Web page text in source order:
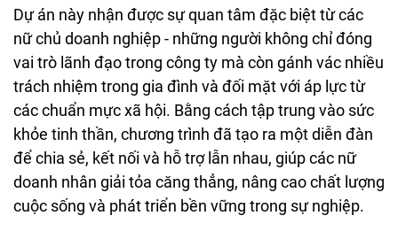
Dự án này nhận được sự quan tâm đặc biệt từ các
nữ chủ doanh nghiệp - những người không chỉ đóng
vai trò lãnh đạo trong công ty mà còn gánh vác nhiều
trách nhiệm trong gia đình và đối mặt với áp lực từ
các chuẩn mực xã hội. Bằng cách tập trung vào sức
khỏe tinh thần, chương trình đã tạo ra một diễn đàn
để chia sẻ, kết nối và hỗ trợ lẫn nhau, giúp các nữ
doanh nhân giải tỏa căng thẳng, nâng cao chất lượng
cuộc sống và phát triển bền vững trong sự nghiệp.